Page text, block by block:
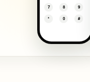
7 8 9
* 0 #